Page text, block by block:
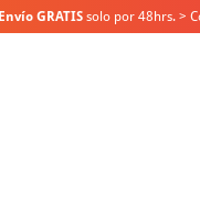
Envío GRATIS solo por 48hrs. >